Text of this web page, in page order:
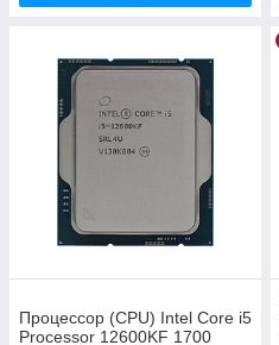
Процессор (CPU) Intel Core i5
Processor 12600KF 1700